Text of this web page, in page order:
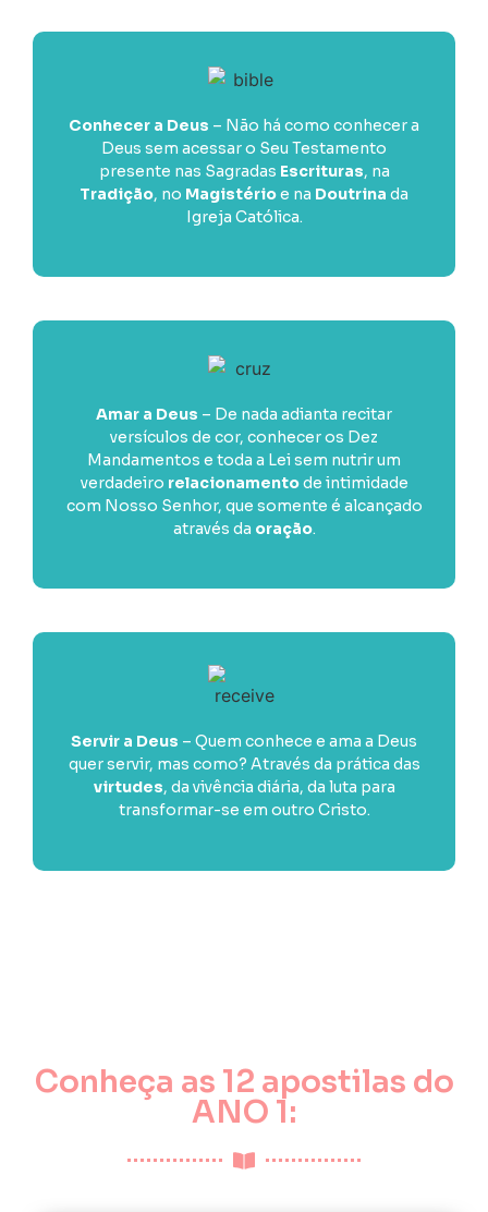
Conhecer a Deus – Não há como conhecer a
Deus sem acessar o Seu Testamento
presente nas Sagradas Escrituras, na
Tradição, no Magistérioe na Doutrina da
Igreja Católica.
Amar a Deus – De nada adianta recitar
versículos de cor, conhecer os Dez
Mandamentos e toda a Lei sem nutrir um
verdadeiro relacionamentode intimidade
com Nosso Senhor, que somente é alcançado
através da oração.
Servir a Deus – Quem conhece e ama a Deus
quer servir, mas como? Através da prática das
virtudes, da vivência diária, da luta para
transformar-se em outro Cristo.
Conheça as 12 apostilas do
ANO 1: